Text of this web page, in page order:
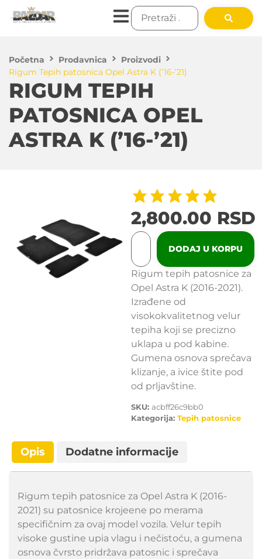
Početna Prodavnica
Proizvodi
Rigum Tepih patosnica Opel Astra K (’16-’21)
RIGUM TEPIH
PATOSNICA OPEL
ASTRA K (’16-’21)
2,800.00 RSD
DODAJ U KORPU
Rigum tepih patosnice za
Opel Astra K (2016-2021).
Izrađene od
visokokvalitetnog velur
tepiha koji se precizno
uklapa u pod kabine.
Gumena osnova sprečava
klizanje, a ivice štite pod
od prljavštine.
SKU: acbff26c9bb0
Kategorija: Tepih patosnice
Opis Dodatne informacije
Rigum tepih patosnice za Opel Astra K (2016-
2021) su patosnice krojeene po merama
specifičnim za ovaj model vozila. Velur tepih
visoke gustine upia vlagu i nečistoću, a gumena
osnova čvrsto pridržava patosnic i sprečava